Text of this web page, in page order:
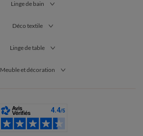
Linge de bain
Déco textile
Linge de table
Meuble et décoration